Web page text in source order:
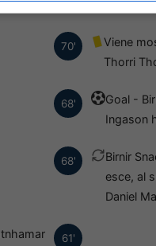
70'
Viene
Thorri
68'
Goal -
Ingason
68'
Birnir
esce, al
Daniel
61'